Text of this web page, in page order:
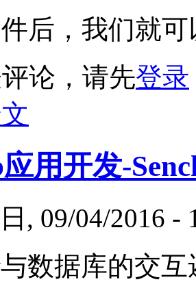
后，我们就
论，请先登录
用开发-
, 09/04/2016 -
数据库的交